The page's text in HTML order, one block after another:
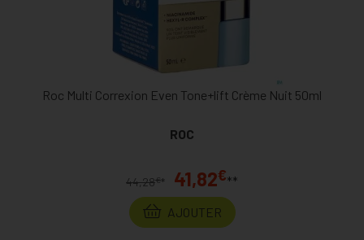
Roc Multi Correxion Even Tone+lift Crème Nuit 50ml
ROC
44,28€* 41,82€**
AJOUTER